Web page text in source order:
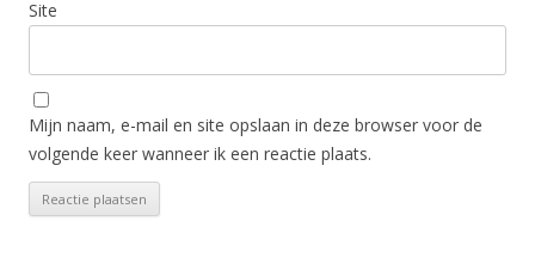
Site
Mijn naam, e-mail en site opslaan in deze browser voor de
volgende keer wanneer ik een reactie plaats.